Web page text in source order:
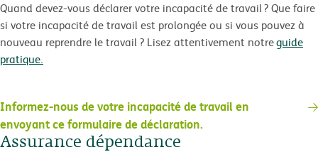
Quand devez-vous déclarer votre incapacité de travail ? Que faire
si votre incapacité de travail est prolongée ou si vous pouvez à
nouveau reprendre le travail ? Lisez attentivement notreguide
pratique.
Informez-nous de votre incapacité de travail en
envoyant ce formulaire de déclaration.
Assurance dépendance